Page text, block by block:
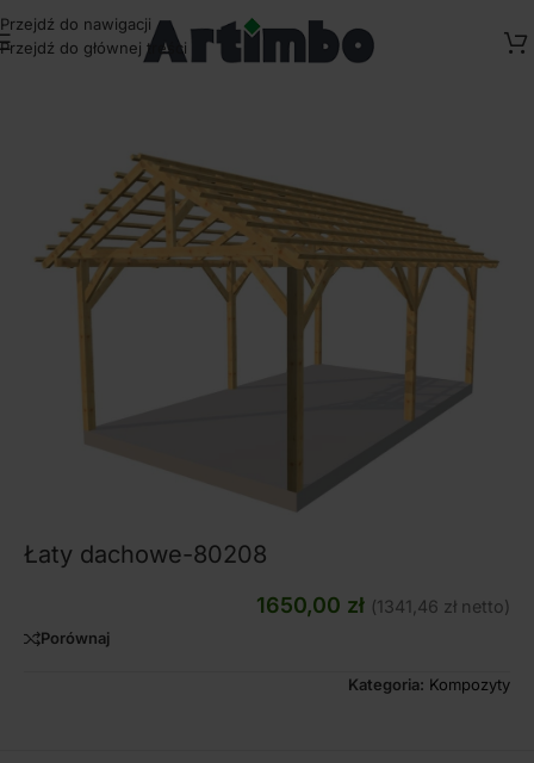
Przejdź do nawigacji
Przejdź do głównej treści
Strona główna
Łaty dachowe-80208
1650,00 zł (1341,46 zł netto)
Porównaj
Kategoria: Kompozyty